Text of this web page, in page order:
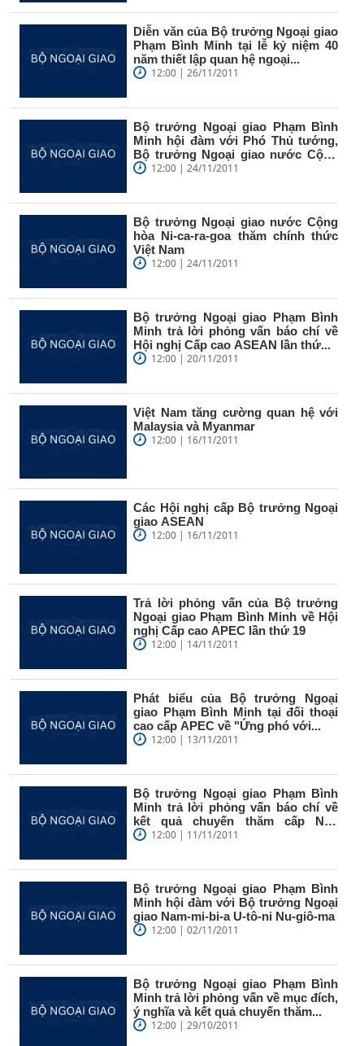
Diễn văn của Bộ trưởng Ngoại giao
Phạm Bình Minh tại lễ kỷ niệm 40
năm thiết lập quan hệ ngoại...
12:00 | 26/11/2011
Bộ trưởng Ngoại giao Phạm Bình
Minh hội đàm với Phó Thủ tướng,
Bộ trưởng Ngoại giao nước Cộng
hòa...12:00 | 24/11/2011
Bộ trưởng Ngoại giao nước Cộng
hòa Ni-ca-ra-goa thăm chính thức
Việt Nam
12:00 | 24/11/2011
Bộ trưởng Ngoại giao Phạm Bình
Minh trả lời phỏng vấn báo chí về
Hội nghị Cấp cao ASEAN lần thứ...
12:00 | 20/11/2011
Việt Nam tăng cường quan hệ với
Malaysia và Myanmar
12:00 | 16/11/2011
Các Hội nghị cấp Bộ trưởng Ngoại
giao ASEAN
12:00 | 16/11/2011
Trả lời phỏng vấn của Bộ trưởng
Ngoại giao Phạm Bình Minh về Hội
nghị Cấp cao APEC lần thứ 19
12:00 | 14/11/2011
Phát biểu của Bộ trưởng Ngoại
giao Phạm Bình Minh tại đối thoại
cao cấp APEC về "Ứng phó với...
12:00 | 13/11/2011
Bộ trưởng Ngoại giao Phạm Bình
Minh trả lời phỏng vấn báo chí về
kết quả chuyến thăm cấp Nhà
nước...
12:00 | 11/11/2011
Bộ trưởng Ngoại giao Phạm Bình
Minh hội đàm với Bộ trưởng Ngoại
giao Nam-mi-bi-a U-tô-ni Nu-giô-ma
12:00 | 02/11/2011
Bộ trưởng Ngoại giao Phạm Bình
Minh trả lời phỏng vấn về mục đích,
ý nghĩa và kết quả chuyến thăm...
12:00 | 29/10/2011